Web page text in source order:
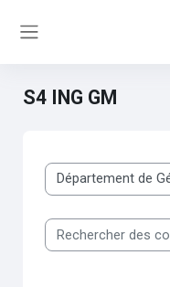
S4 ING GM
Catégories de cours
Rechercher des cours